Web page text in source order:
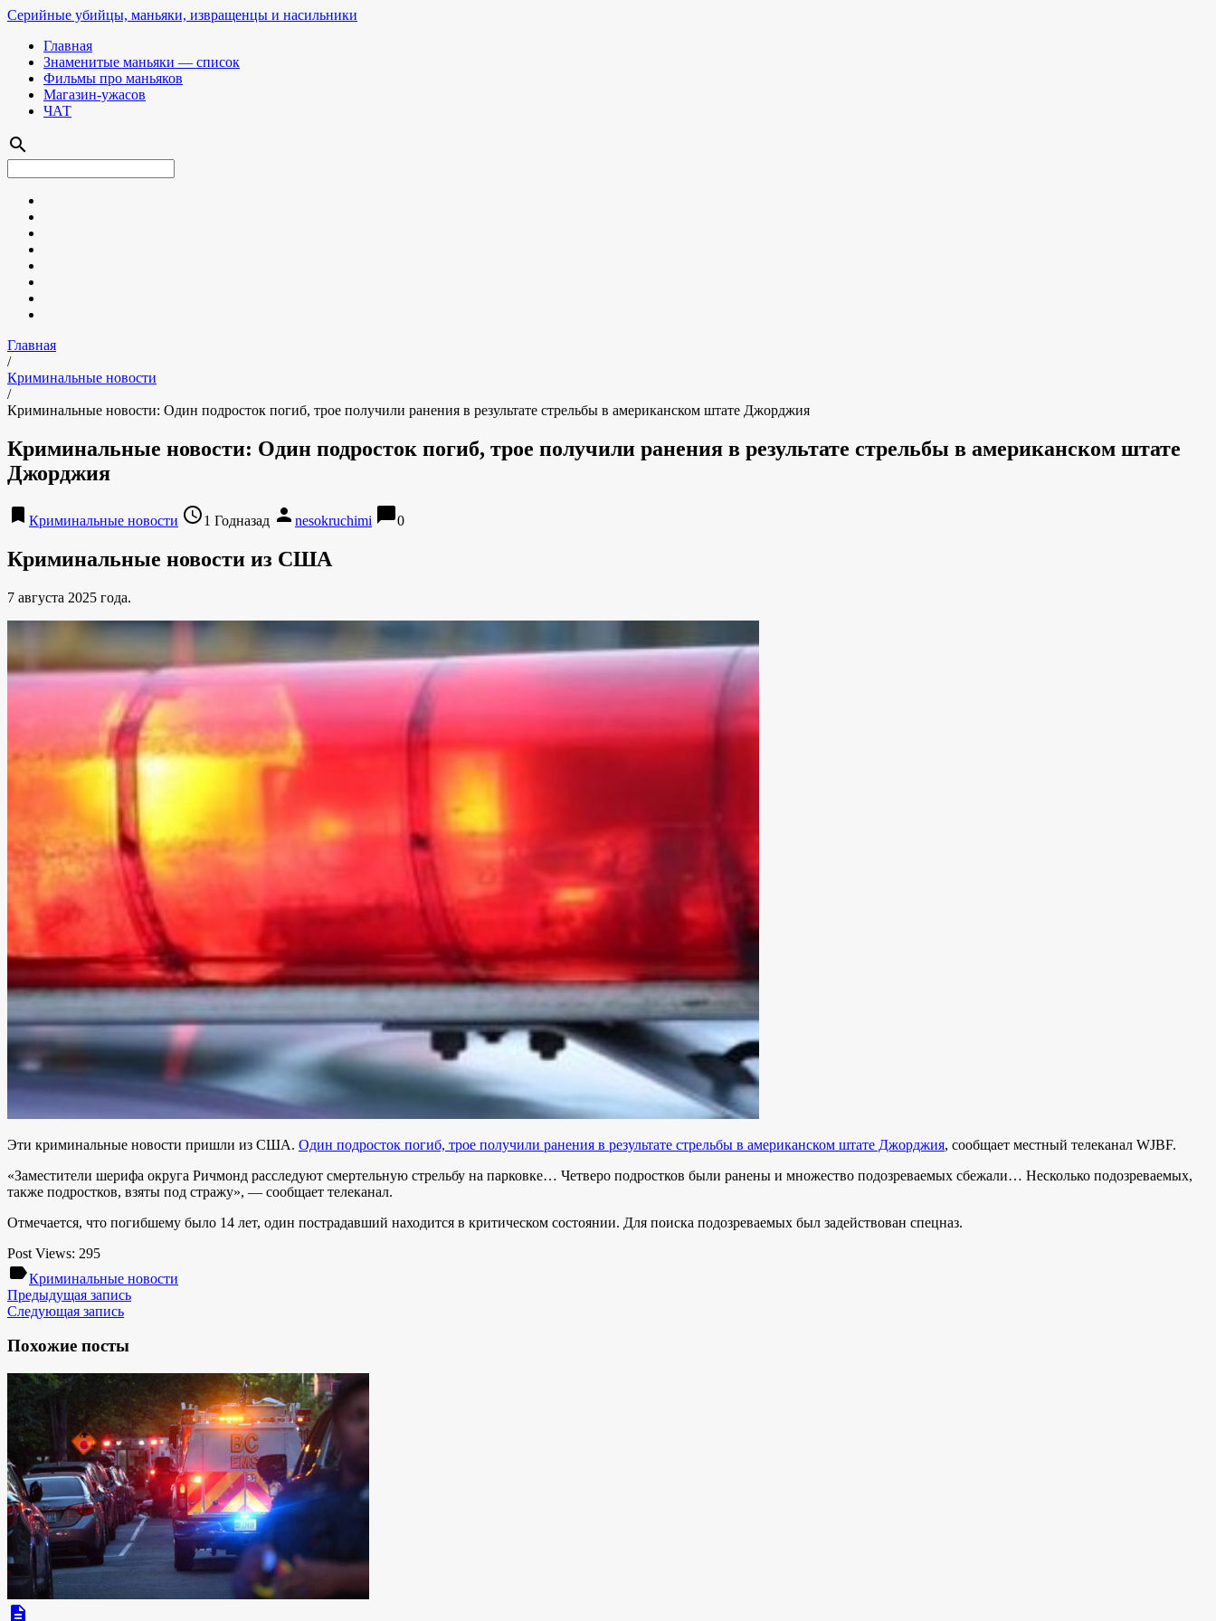
Серийные убийцы, маньяки, извращенцы и насильники
Главная
Знаменитые маньяки — список
Фильмы про маньяков
Магазин-ужасов
ЧАТ
search
Главная
/
Криминальные новости
/
Криминальные новости: Один подросток погиб, трое получили ранения в результате стрельбы в американском штате Джорджия
Криминальные новости: Один подросток погиб, трое получили ранения в результате стрельбы в американском штате
Джорджия
bookmark Криминальные новости access_time1 Годназад person nesokruchimi chat_bubble0
Криминальные новости из США
7 августа 2025 года.
Эти криминальные новости пришли из США. Один подросток погиб, трое получили ранения в результате стрельбы в американском штате Джорджия, сообщает местный телеканал WJBF.
«Заместители шерифа округа Ричмонд расследуют смертельную стрельбу на парковке… Четверо подростков были ранены и множество подозреваемых сбежали… Несколько подозреваемых,
также подростков, взяты под стражу», — сообщает телеканал.
Отмечается, что погибшему было 14 лет, один пострадавший находится в критическом состоянии. Для поиска подозреваемых был задействован спецназ.
Post Views: 295
labelКриминальные новости
Предыдущая запись
Следующая запись
Похожие посты
description